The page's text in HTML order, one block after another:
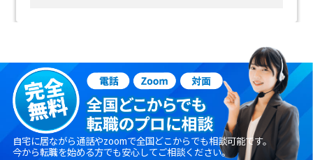
自宅に居ながら通話やzoomで全国どこからでも相談可能です。
今から転職を始める方でも安心してご相談ください。